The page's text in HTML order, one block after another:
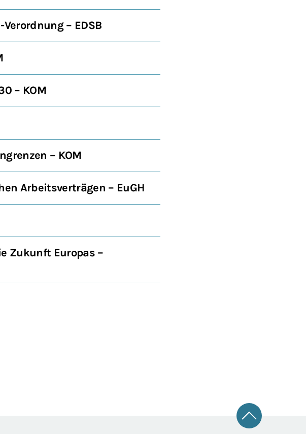
– EDSB
– KOM
– KOM
Arbeitsverträgen – EuGH
Zukunft Europas –
Zum